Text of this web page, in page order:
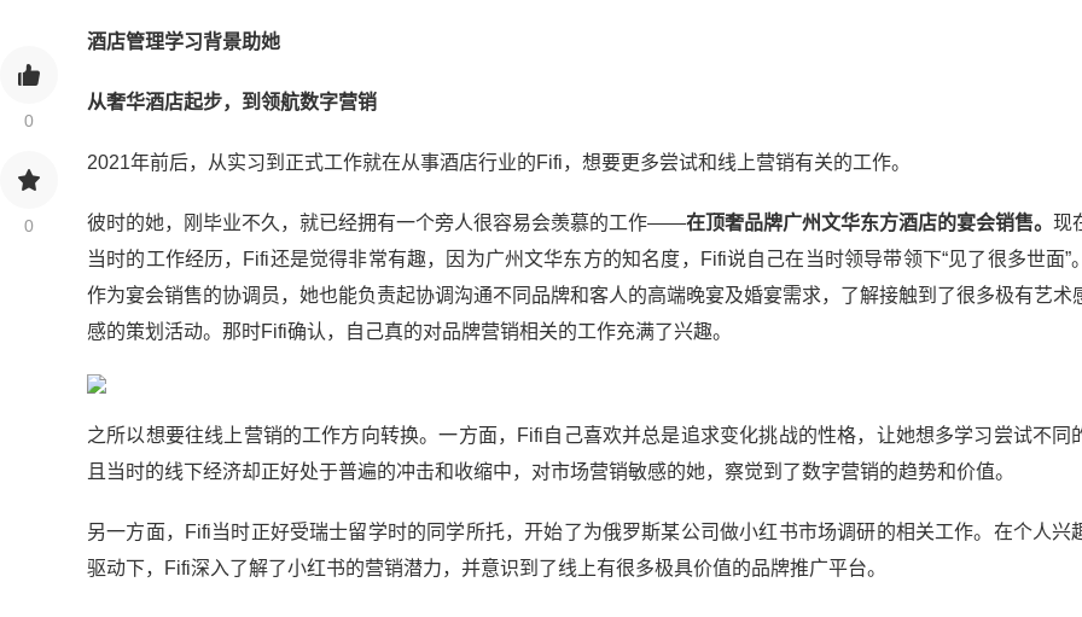
0
0
酒店管理学习背景助她
从奢华酒店起步，到领航数字营销
2021年前后，从实习到正式工作就在从事酒店行业的Fifi，想要更多尝试和线上营销有关的工作。
彼时的她，刚毕业不久，就已经拥有一个旁人很容易会羡慕的工作——在顶奢品牌广州文华东方酒店的宴会销售。 现
当时的工作经历，Fifi还是觉得非常有趣，因为广州文华东方的知名度，Fifi说自己在当时领导带领下“见了很多世面”
作为宴会销售的协调员，她也能负责起协调沟通不同品牌和客人的高端晚宴及婚宴需求，了解接触到了很多极有艺术
感的策划活动。那时Fifi确认，自己真的对品牌营销相关的工作充满了兴趣。
之所以想要往线上营销的工作方向转换。一方面，Fifi自己喜欢并总是追求变化挑战的性格，让她想多学习尝试不同
且当时的线下经济却正好处于普遍的冲击和收缩中，对市场营销敏感的她，察觉到了数字营销的趋势和价值。
另一方面，Fifi当时正好受瑞士留学时的同学所托，开始了为俄罗斯某公司做小红书市场调研的相关工作。在个人兴
驱动下，Fifi深入了解了小红书的营销潜力，并意识到了线上有很多极具价值的品牌推广平台。